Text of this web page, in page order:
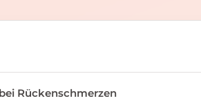
bei Rückenschmerzen